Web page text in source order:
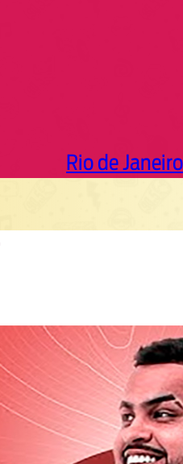
Rio de Janeiro